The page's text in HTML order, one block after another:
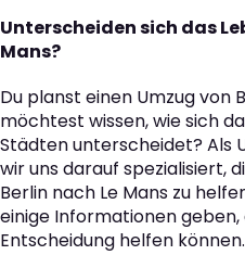
Unterscheiden sich das
Mans?
Du planst einen Umzug von
möchtest wissen, wie sich
Städten unterscheidet? Als
wir uns darauf spezialisiert,
Berlin nach Le Mans zu
einige Informationen geben,
Entscheidung helfen können.